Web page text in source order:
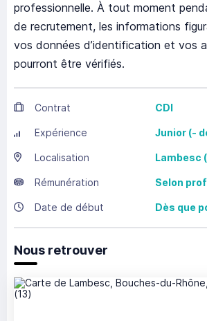
professionnelle. À tout moment
de recrutement, les informations
vos données d’identification et vos
pourront être vérifiés.
Contrat CDI
Expérience Junior (-
Localisation Lambesc
Rémunération Selon
Date de début Dès que
Nous retrouver